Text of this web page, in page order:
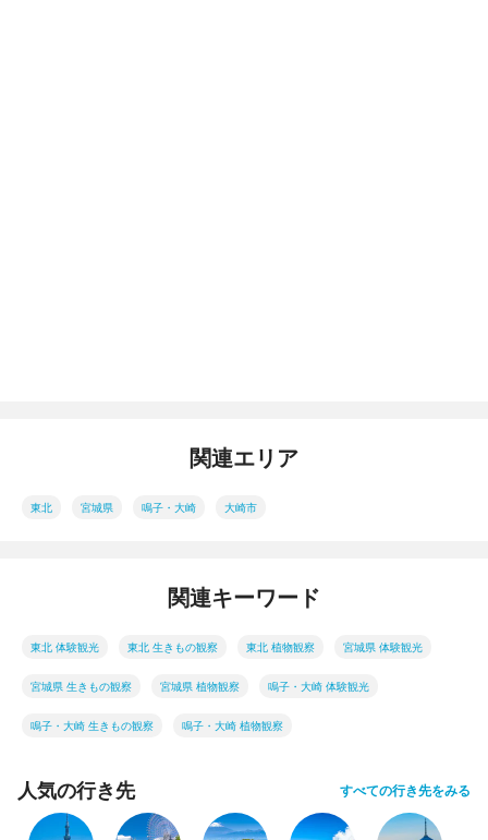
関連エリア
東北 宮城県 鳴子・大崎 大崎市
関連キーワード
東北 体験観光 東北 生きもの観察 東北 植物観察 宮城県 体験観光
宮城県 生きもの観察 宮城県 植物観察 鳴子・大崎 体験観光
鳴子・大崎 生きもの観察 鳴子・大崎 植物観察
人気の行き先 すべての行き先をみる